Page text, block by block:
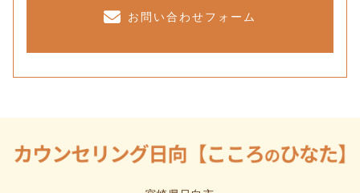
お問い合わせフォーム